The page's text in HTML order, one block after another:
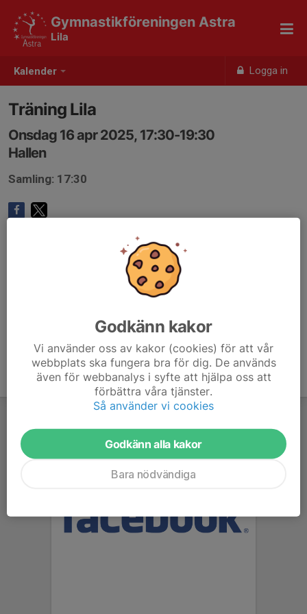
Kalender Logga in
Gymnastikföreningen Astra
Lila
Träning Lila
Onsdag 16 apr 2025, 17:30-19:30
Hallen
Samling: 17:30
Godkänn kakor
Vi använder oss av kakor (cookies) för att vår
webbplats ska fungera bra för dig. De används
även för webbanalys i syfte att hjälpa oss att
förbättra våra tjänster.
Så använder vi cookies
Godkänn alla kakor
Bara nödvändiga